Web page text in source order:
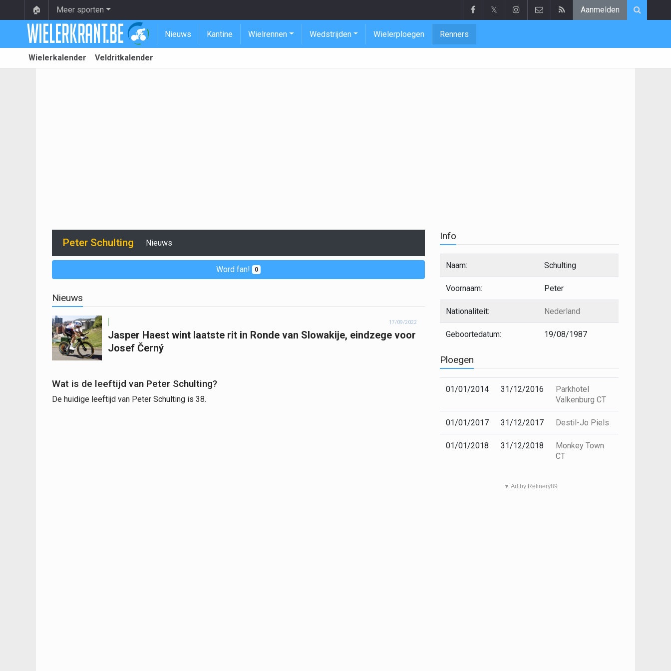
🏠 Meer sporten 𝕏 Aanmelden
Nieuws Kantine Wielrennen Wedstrijden Wielerploegen Renners
Wielerkalender Veldritkalender
Peter Schulting Nieuws
Word fan! 0
Nieuws
17/09/2022
Jasper Haest wint laatste rit in Ronde van Slowakije, eindzege voor
Josef Černý
Wat is de leeftijd van Peter Schulting?
De huidige leeftijd van Peter Schulting is 38.
Info
Naam: Schulting
Voornaam: Peter
Nationaliteit: Nederland
Geboortedatum: 19/08/1987
Ploegen
01/01/2014 31/12/2016
Parkhotel
Valkenburg CT
01/01/2017 31/12/2017 Destil-Jo Piels
01/01/2018 31/12/2018
Monkey Town
CT
▼ Ad by Refinery89